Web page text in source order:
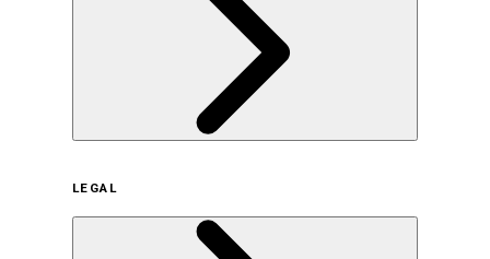
サステナビリティの取り組み（日本）
サステナビリティの取り組み（米国/英語）
LEGAL